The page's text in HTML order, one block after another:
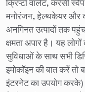
क्रिप्टो वॉलेट, करेंसी
मनोरंजन, हेल्थकेयर और
अनगिनत उत्पादों तक
क्षमता अपार है। यह लोगों
सुविधाओं के साथ सभी
इमोकॉइन की बात करें तो
इंटरनेट का उपयोग